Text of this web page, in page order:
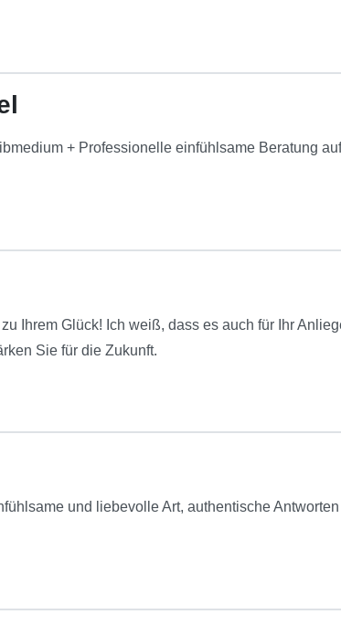
+ Professionelle einfühlsame Beratung
Ihrem Glück! Ich weiß, dass es auch für Ihr
Sie für die Zukunft.
und liebevolle Art, authentische